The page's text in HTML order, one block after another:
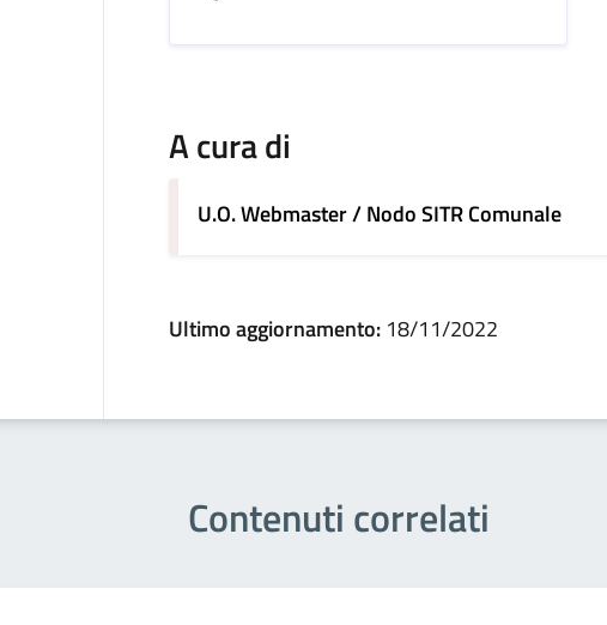
A cura di
U.O. Webmaster / Nodo SITR Comunale
Ultimo aggiornamento: 18/11/2022
Contenuti correlati